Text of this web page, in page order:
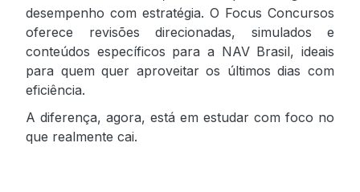
desempenho com estratégia. O Focus Concursos
oferece revisões direcionadas, simulados e
conteúdos específicos para a NAV Brasil, ideais
para quem quer aproveitar os últimos dias com
eficiência.
A diferença, agora, está em estudar com foco no
que realmente cai.